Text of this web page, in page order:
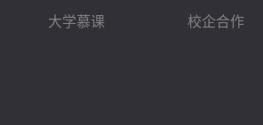
大学慕课
校企合作